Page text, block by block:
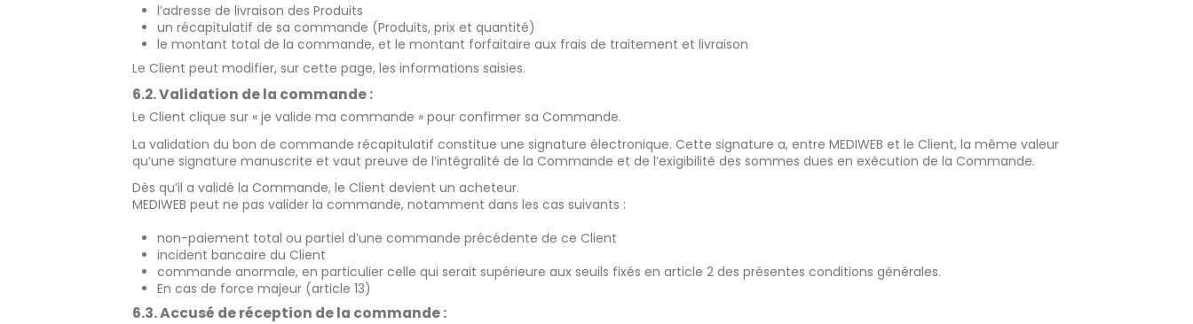
l’adresse de livraison des Produits
un récapitulatif de sa commande (Produits, prix et quantité)
le montant total de la commande, et le montant forfaitaire aux frais de traitement et livraison
Le Client peut modifier, sur cette page, les informations saisies.
6.2. Validation de la commande :
Le Client clique sur « je valide ma commande » pour confirmer sa Commande.
La validation du bon de commande récapitulatif constitue une signature électronique. Cette signature a, entre MEDIWEB et le Client, la même valeur
qu’une signature manuscrite et vaut preuve de l’intégralité de la Commande et de l’exigibilité des sommes dues en exécution de la Commande.
Dès qu’il a validé la Commande, le Client devient un acheteur.
MEDIWEB peut ne pas valider la commande, notamment dans les cas suivants :
non-paiement total ou partiel d’une commande précédente de ce Client
incident bancaire du Client
commande anormale, en particulier celle qui serait supérieure aux seuils fixés en article 2 des présentes conditions générales.
En cas de force majeur (article 13)
6.3. Accusé de réception de la commande :